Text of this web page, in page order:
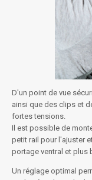
D'un point de vue
ainsi que des clips et
fortes tensions.
Il est possible de
petit rail pour l'ajuster
portage ventral et plus
Un réglage optimal